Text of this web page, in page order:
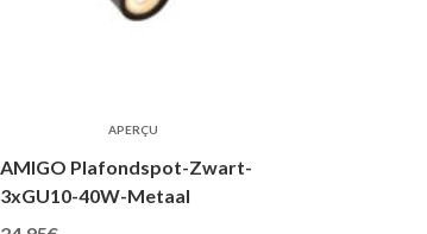
AMIGO Plafondspot-Zwart-
3xGU10-40W-Metaal
APERÇU